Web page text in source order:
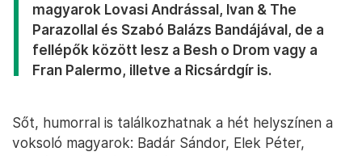
magyarok Lovasi Andrással, Ivan & The
Parazollal és Szabó Balázs Bandájával, de a
fellépők között lesz a Besh o Drom vagy a
Fran Palermo, illetve a Ricsárdgír is.
Sőt, humorral is találkozhatnak a hét helyszínen a
voksoló magyarok: Badár Sándor, Elek Péter,